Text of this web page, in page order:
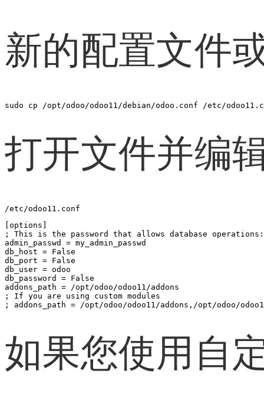
新的配置文件
sudo cp /opt/odoo/odoo11/debian/odoo.conf /etc/
打开文件并编
/etc/odoo11.conf
[options]
; This is the password that allows database operations:
admin_passwd = my_admin_passwd
db_host = False
db_port = False
db_user = odoo
db_password = False
addons_path = /opt/odoo/odoo11/addons
; If you are using custom modules
; addons_path = /opt/odoo/odoo11/addons,/opt/odoo/
如果您使用自